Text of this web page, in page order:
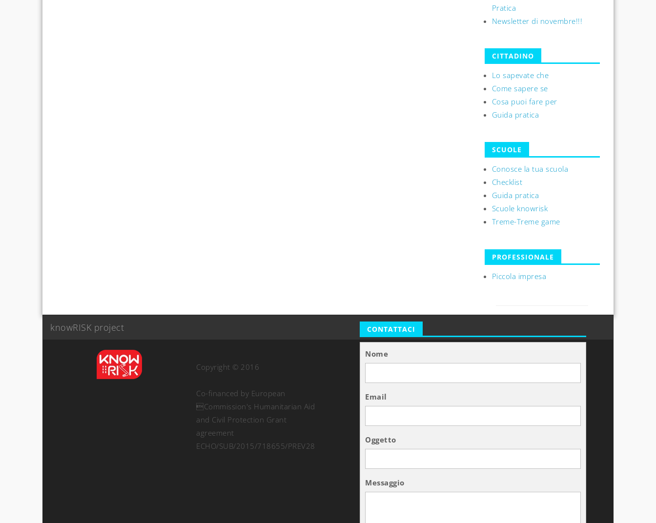
Pratica
Newsletter di novembre!!!
CITTADINO
Lo sapevate che
Come sapere se
Cosa puoi fare per
Guida pratica
SCUOLE
Conosce la tua scuola
Checklist
Guida pratica
Scuole knowrisk
Treme-Treme game
PROFESSIONALE
Piccola impresa
knowRISK project
Copyright © 2016
Co-financed by European
Commission's Humanitarian Aid
and Civil Protection Grant
agreement
ECHO/SUB/2015/718655/PREV28
CONTATTACI
Nome
Email
Oggetto
Messaggio